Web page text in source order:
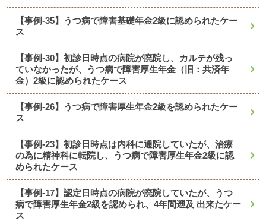
【事例-35】うつ病で障害基礎年金2級に認められたケー
ス
【事例-30】初診日時点の病院が廃院し、カルテが残っ
ていなかったが、うつ病で障害厚生年金（旧：共済年
金）2級に認められたケース
【事例-26】うつ病で障害厚生年金2級を認められたケー
ス
【事例-23】初診日時点は内科に通院していたが、治療
の為に精神科に転院し、うつ病で障害厚生年金2級に認
められたケース
【事例-17】認定日時点の病院が廃院していたが、うつ
病で障害厚生年金2級を認められ、4年間遡及 出来たケー
ス